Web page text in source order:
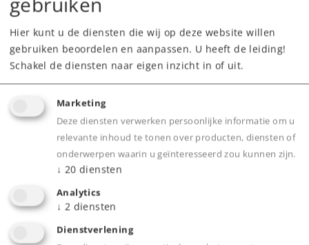
Dealer zoeken
Downloads
Onderdelen bestellen
Product
Hier kunt u de diensten die wij op deze website willen
gebruiken beoordelen en aanpassen. U heeft de leiding!
Schakel de diensten naar eigen inzicht in of uit.
Marketing
Deze diensten verwerken persoonlijke informatie om u
relevante inhoud te tonen over producten, diensten of
onderwerpen waarin u geïnteresseerd zou kunnen zijn.
↓ 20 diensten
Analytics
↓ 2 diensten
Dienstverlening